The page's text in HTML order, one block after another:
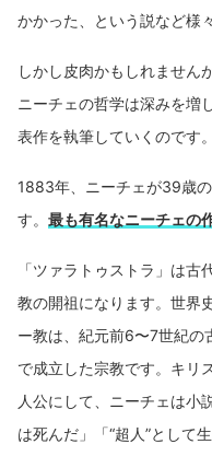
かかった、という説など様
しかし皮肉かもしれません
ニーチェの哲学は深みを増
表作を執筆していくのです。
1883年、ニーチェが39歳
す。 最も有名なニーチェの
「ツァラトゥストラ」は
教の開祖になります。世界
ー教は、紀元前6〜7世紀の
で成立した宗教です。キリ
人公にして、ニーチェは小
は死んだ」「“超人”として